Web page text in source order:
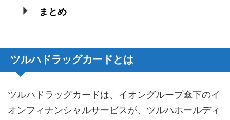
まとめ
ツルハドラッグカードとは
ツルハドラッグカードは、イオングループ傘下のイ
オンフィナンシャルサービスが、ツルハホールディ